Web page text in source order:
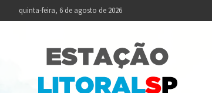
to
quinta-feira, 6 de agosto de 2026